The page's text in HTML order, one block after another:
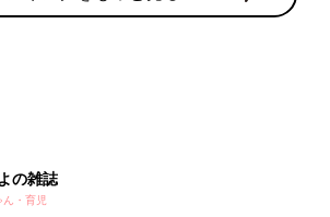
の雑誌
ん・育児